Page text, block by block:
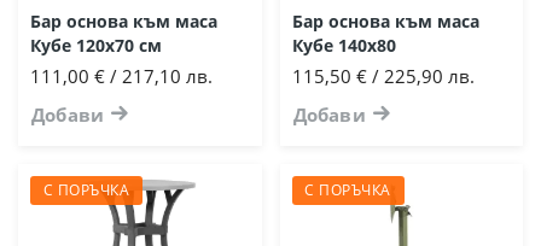
Бар основа към маса
Кубе 120х70 см
111,00 € / 217,10 лв.
Добави
Бар основа към маса
Кубе 140х80
115,50 € / 225,90 лв.
Добави
С ПОРЪЧКА С ПОРЪЧКА